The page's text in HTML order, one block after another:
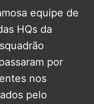
equipe de
HQs da
por
nos
pelo